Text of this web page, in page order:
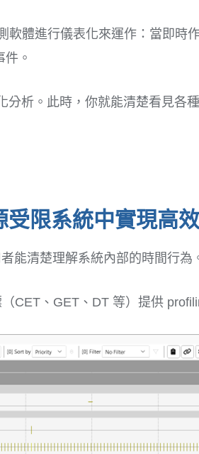
軟體進行儀表化來運作：當即時
。
析。此時，你就能清楚看見各
限系統中實現高
能清楚理解系統內部的時間行為
CET、GET、DT 等）提供